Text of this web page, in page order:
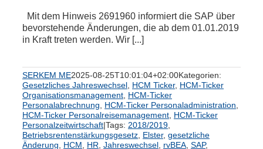
Mit dem Hinweis 2691960 informiert die SAP über
bevorstehende Änderungen, die ab dem 01.01.2019
in Kraft treten werden. Wir [...]
SERKEM ME2025-08-25T10:01:04+02:00Kategorien:
Gesetzliches Jahreswechsel HCM Ticker, HCM-Ticker
Organisationsmanagement HCM-Ticker
Personalabrechnung
HCM-Ticker Personaladministration
HCM-Ticker Personalreisemanagement HCM-Ticker
Personalzeitwirtschaft|Tags: 2018/2019
Betriebsrentenstärkungsgesetz Elster, gesetzliche
Änderung
HCM HR Jahreswechsel rvBEA SAP,